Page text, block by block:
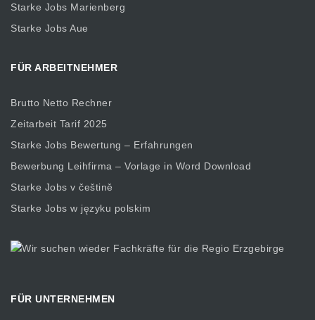
Starke Jobs Marienberg
Starke Jobs Aue
FÜR ARBEITNEHMER
Brutto Netto Rechner
Zeitarbeit Tarif 2025
Starke Jobs Bewertung – Erfahrungen
Bewerbung Leihfirma – Vorlage in Word Download
Starke Jobs v češtině
Starke Jobs w języku polskim
FÜR UNTERNEHMEN